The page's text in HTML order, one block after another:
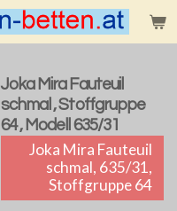
Joka Mira Fauteuil
schmal , Stoffgruppe
64 , Modell 635/31
Joka Mira Fauteuil
schmal, 635/31,
Stoffgruppe 64